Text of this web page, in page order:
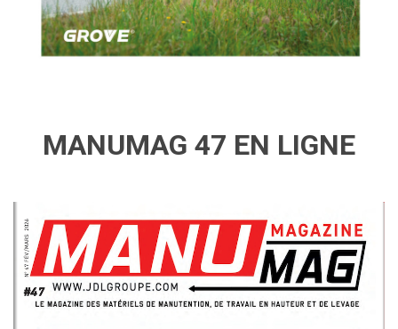
MANUMAG 47 EN LIGNE